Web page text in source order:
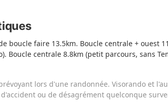
boucle faire 13.5km. Boucle centrale + ouest
Boucle centrale 8.8km (petit parcours, sans
lors d'une randonnée. Visorando et
ou de désagrément quelconque